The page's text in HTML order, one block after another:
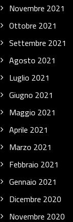
Novembre 2021
Ottobre 2021
Settembre 2021
Agosto 2021
Luglio 2021
Giugno 2021
Maggio 2021
Aprile 2021
Marzo 2021
Febbraio 2021
Gennaio 2021
Dicembre 2020
Novembre 2020